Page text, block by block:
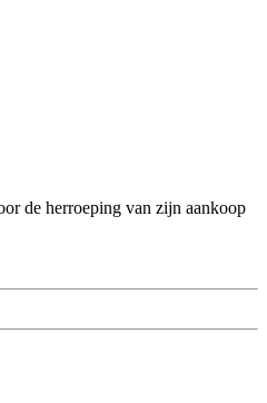
de herroeping van zijn aankoop